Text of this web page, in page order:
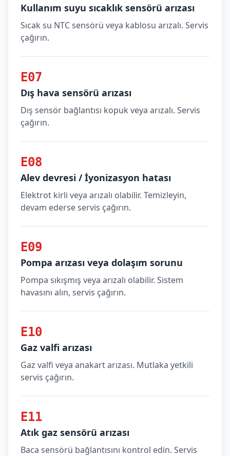
Kullanım suyu sıcaklık sensörü arızası
Sıcak su NTC sensörü veya kablosu arızalı. Servis
çağırın.
E07
Dış hava sensörü arızası
Dış sensör bağlantısı kopuk veya arızalı. Servis
çağırın.
E08
Alev devresi / İyonizasyon hatası
Elektrot kirli veya arızalı olabilir. Temizleyin,
devam ederse servis çağırın.
E09
Pompa arızası veya dolaşım sorunu
Pompa sıkışmış veya arızalı olabilir. Sistem
havasını alın, servis çağırın.
E10
Gaz valfi arızası
Gaz valfi veya anakart arızası. Mutlaka yetkili
servis çağırın.
E11
Atık gaz sensörü arızası
Baca sensörü bağlantısını kontrol edin. Servis